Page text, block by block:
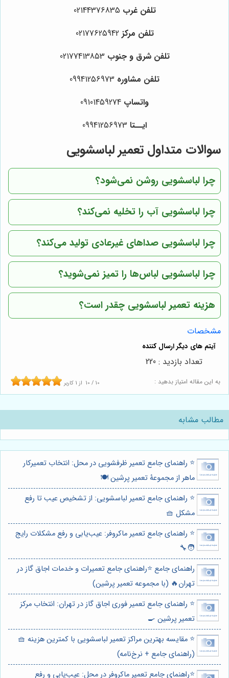
تلفن غرب 44376835
تلفن مرکز 02177625942
تلفن شرق و جنوب 02177413853
تلفن مشاوره
واتساپ 09101459274
ایــتا 09941256973
سوالات متداول تعمیر لباسشویی
چرا لباسشویی روشن نمی‌شود؟
چرا لباسشویی آب را تخلیه نمی‌کند؟
چرا لباسشویی صداهای غیرعادی تولید می‌کند؟
چرا لباسشویی لباس‌ها را تمیز نمی‌شوید؟
هزینه تعمیر لباسشویی چقدر است؟
مشخصات
به این مقاله امتیاز بدهید : 10 / 10 از 1 کاربر
تعداد بازدید : 220
مطالب مشابه
⭐️ راهنمای جامع تعمیر ظرفشویی در محل: انتخاب تعمیرکار
ماهر از مجموعۀ تعمیر پرشین 🍽️
⭐️ راهنمای جامع تعمیر لباسشویی: از تشخیص عیب تا رفع
مشکل 🧺
⭐️ راهنمای جامع تعمیر ماکروفر: عیب‌یابی و رفع مشکلات رایج
🧑‍🔧
راهنمای جامع ⭐️راهنمای جامع تعمیرات و خدمات اجاق گاز در
تهران🔥 (با مجموعه تعمیر پرشین)
⭐️ راهنمای جامع تعمیر فوری اجاق گاز در تهران: انتخاب مرکز
تعمیر پرشین 🍳
⭐️ مقایسه بهترین مراکز تعمیر لباسشویی با کمترین هزینه 🧺
(راهنمای جامع + نرخ‌نامه)
⭐️راهنمای جامع تعمیر ماکروفر در محل: عیب‌یابی و رفع